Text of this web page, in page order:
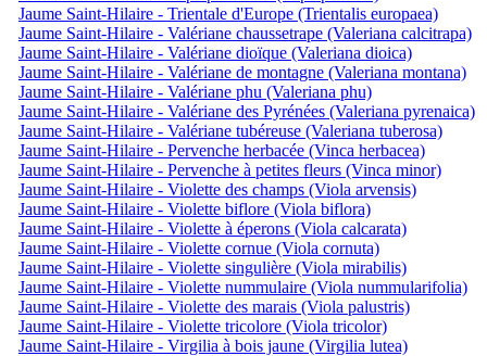
Jaume Saint-Hilaire - Trientale d'Europe (Trientalis europaea)
Jaume Saint-Hilaire - Valériane chaussetrape (Valeriana calcitrapa)
Jaume Saint-Hilaire - Valériane dioïque (Valeriana dioica)
Jaume Saint-Hilaire - Valériane de montagne (Valeriana montana)
Jaume Saint-Hilaire - Valériane phu (Valeriana phu)
Jaume Saint-Hilaire - Valériane des Pyrénées (Valeriana pyrenaica)
Jaume Saint-Hilaire - Valériane tubéreuse (Valeriana tuberosa)
Jaume Saint-Hilaire - Pervenche herbacée (Vinca herbacea)
Jaume Saint-Hilaire - Pervenche à petites fleurs (Vinca minor)
Jaume Saint-Hilaire - Violette des champs (Viola arvensis)
Jaume Saint-Hilaire - Violette biflore (Viola biflora)
Jaume Saint-Hilaire - Violette à éperons (Viola calcarata)
Jaume Saint-Hilaire - Violette cornue (Viola cornuta)
Jaume Saint-Hilaire - Violette singulière (Viola mirabilis)
Jaume Saint-Hilaire - Violette nummulaire (Viola nummularifolia)
Jaume Saint-Hilaire - Violette des marais (Viola palustris)
Jaume Saint-Hilaire - Violette tricolore (Viola tricolor)
Jaume Saint-Hilaire - Virgilia à bois jaune (Virgilia lutea)